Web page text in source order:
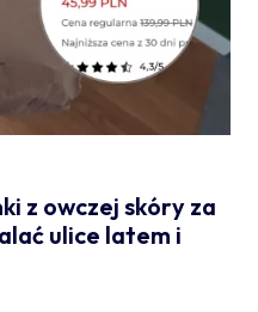
z owczej skóry za
ulice latem i